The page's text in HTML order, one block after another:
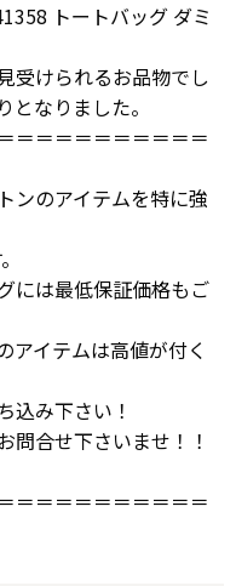
トートバッグ ダミ
受けられるお品物でし
なりました。
＝＝＝＝＝＝＝＝＝＝
ンのアイテムを特に強
には最低保証価格もご
アイテムは高値が付く
込み下さい！
問合せ下さいませ！！
＝＝＝＝＝＝＝＝＝＝